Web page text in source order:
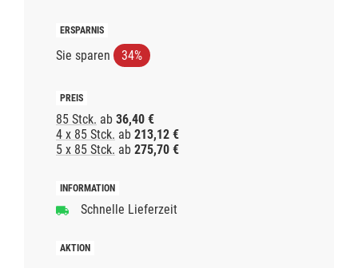
Sie sparen 34%
85 Stck. ab 36,40 €
4 x 85 Stck. ab 213,12 €
5 x 85 Stck. ab 275,70 €
Schnelle Lieferzeit